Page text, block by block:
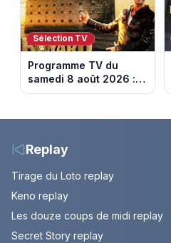
Sélection TV
Programme TV du
samedi 8 août 2026 :
notre sélection pour
Replay
Tirage du Loto replay
Keno replay
Les douze coups de midi replay
Secret Story replay